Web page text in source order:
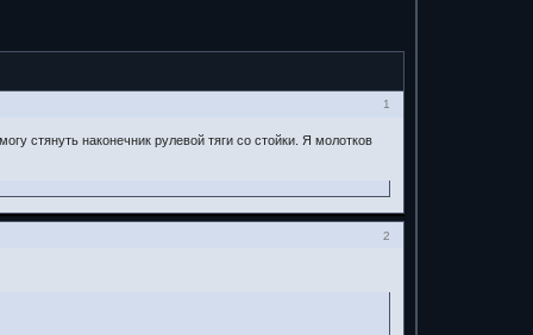
1
стянуть наконечник рулевой тяги со стойки. Я молотков
2